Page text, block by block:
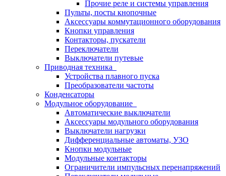
Прочие реле и системы управления
Пульты, посты кнопочные
Аксессуары коммутационного оборудования
Кнопки управления
Контакторы, пускатели
Переключатели
Выключатели путевые
Приводная техника
Устройства плавного пуска
Преобразователи частоты
Конденсаторы
Модульное оборудование
Автоматические выключатели
Аксессуары модульного оборудования
Выключатели нагрузки
Дифференциальные автоматы, УЗО
Кнопки модульные
Модульные контакторы
Ограничители импульсных перенапряжений